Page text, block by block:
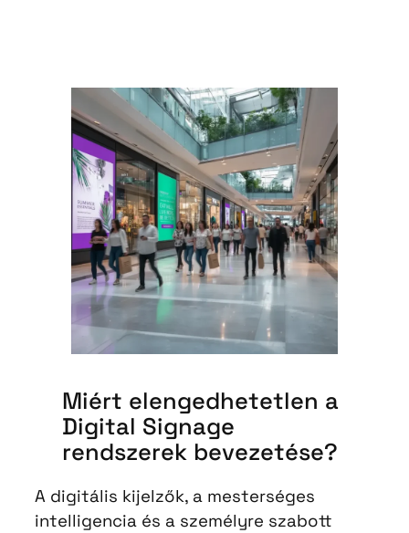
Miért elengedhetetlen a
Digital Signage
rendszerek bevezetése?
A digitális kijelzők, a mesterséges
intelligencia és a személyre szabott